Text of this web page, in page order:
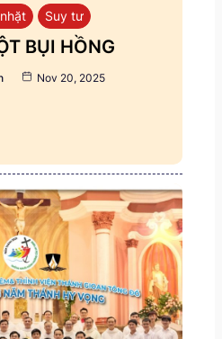
Suy tư
BỤI HỒNG
Nov 20, 2025